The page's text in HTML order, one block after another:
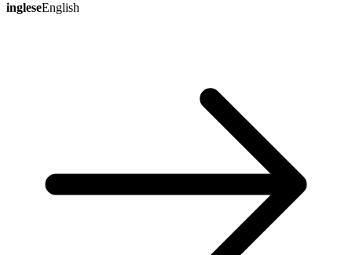
ingleseEnglish